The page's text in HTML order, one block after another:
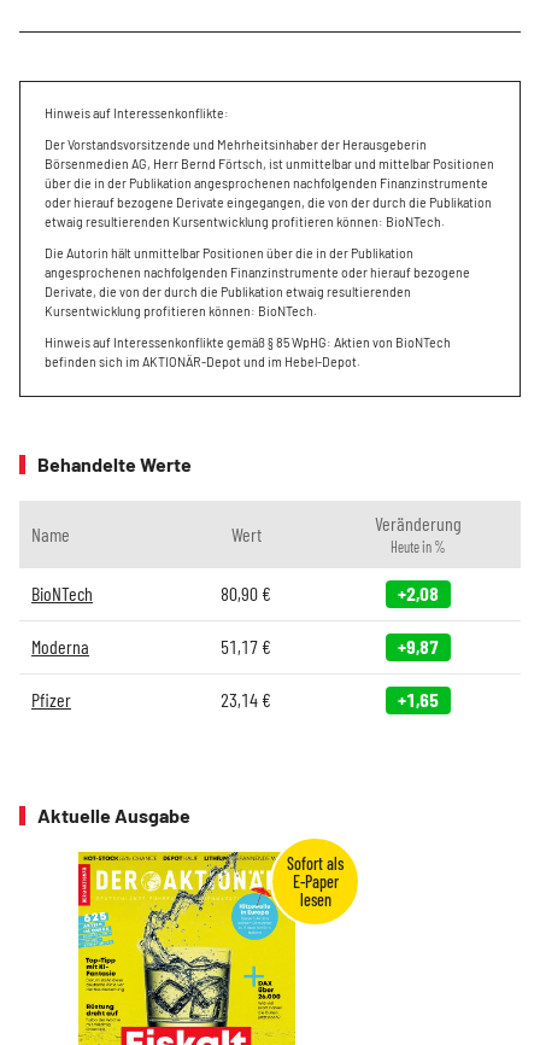
Hinweis auf Interessenkonflikte:
Der Vorstandsvorsitzende und Mehrheitsinhaber der Herausgeberin
Börsenmedien AG, Herr Bernd Förtsch, ist unmittelbar und mittelbar Positionen
über die in der Publikation angesprochenen nachfolgenden Finanzinstrumente
oder hierauf bezogene Derivate eingegangen, die von der durch die Publikation
etwaig resultierenden Kursentwicklung profitieren können: BioNTech.
Die Autorin hält unmittelbar Positionen über die in der Publikation
angesprochenen nachfolgenden Finanzinstrumente oder hierauf bezogene
Derivate, die von der durch die Publikation etwaig resultierenden
Kursentwicklung profitieren können: BioNTech.
Hinweis auf Interessenkonflikte gemäß § 85 WpHG: Aktien von BioNTech
befinden sich im AKTIONÄR-Depot und im Hebel-Depot.
Behandelte Werte
Name Wert Veränderung
Heute in %
BioNTech 80,90 € +2,08
Moderna 51,17 € +9,87
Pfizer 23,14 € +1,65
Aktuelle Ausgabe